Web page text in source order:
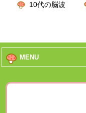
10代の脳波
MENU